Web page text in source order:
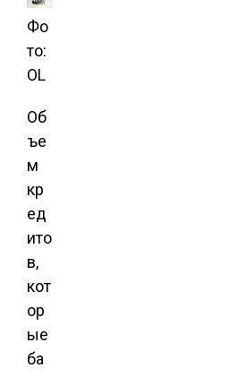
Фо
то:
OL
Об
ъе
м
кр
ед
ито
в,
кот
ор
ые
ба